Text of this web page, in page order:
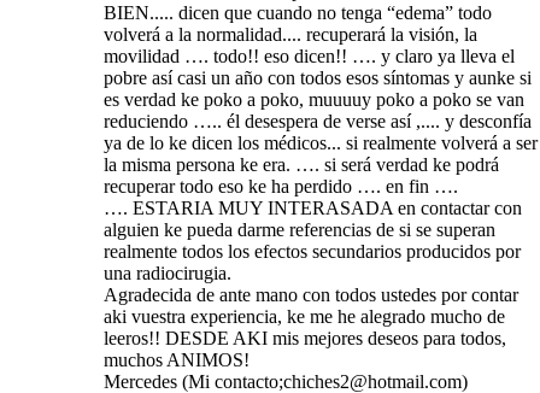
BIEN..... dicen que cuando no tenga “edema” todo
volverá a la normalidad.... recuperará la visión, la
movilidad …. todo!! eso dicen!! …. y claro ya lleva el
pobre así casi un año con todos esos síntomas y aunke si
es verdad ke poko a poko, muuuuy poko a poko se van
reduciendo ….. él desespera de verse así ,.... y desconfía
ya de lo ke dicen los médicos... si realmente volverá a ser
la misma persona ke era. …. si será verdad ke podrá
recuperar todo eso ke ha perdido …. en fin ….
…. ESTARIA MUY INTERASADA en contactar con
alguien ke pueda darme referencias de si se superan
realmente todos los efectos secundarios producidos por
una radiocirugia.
Agradecida de ante mano con todos ustedes por contar
aki vuestra experiencia, ke me he alegrado mucho de
leeros!! DESDE AKI mis mejores deseos para todos,
muchos ANIMOS!
Mercedes (Mi contacto;chiches2@hotmail.com)